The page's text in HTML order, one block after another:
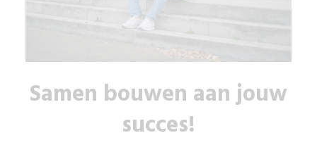
Samen bouwen aan jouw
succes!